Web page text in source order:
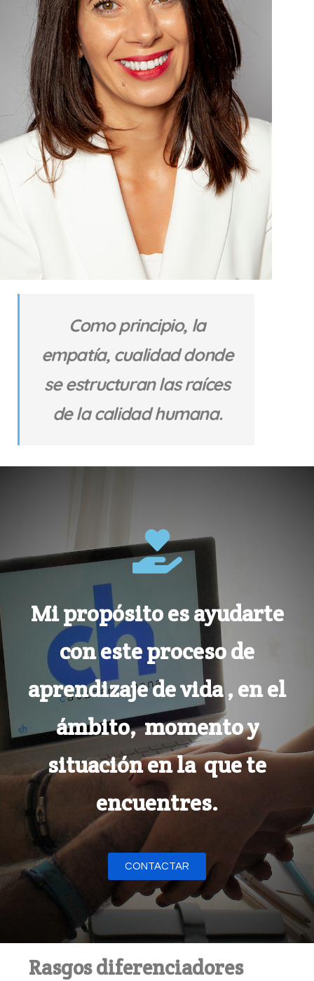
Como principio, la
empatía, cualidad donde
se estructuran las raíces
de la calidad humana.
Mi propósito es ayudarte
con este proceso de
aprendizaje de vida , en el
ámbito, momento y
situación en la que te
encuentres.
CONTACTAR
Rasgos diferenciadores